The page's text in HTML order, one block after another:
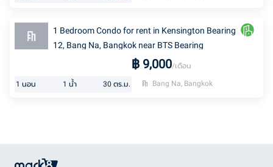
1 Bedroom Condo for rent in Kensington Bearing
12, Bang Na, Bangkok near BTS Bearing
฿ 9,000/เดือน
1 นอน 1 น้ำ 30 ตร.ม. Bang Na, Bangkok